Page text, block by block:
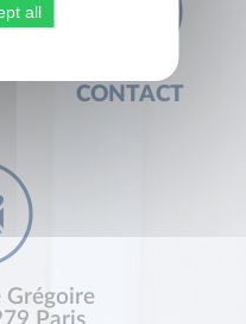
CONTACT
Grégoire
all